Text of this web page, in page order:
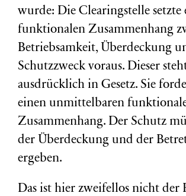
wurde: Die Clearingstelle setzte
funktionalen Zusammenhang
Betriebsamkeit, Überdeckung
Schutzzweck voraus. Dieser
ausdrücklich in Gesetz. Sie
einen unmittelbaren
Zusammenhang. Der Schutz
der Überdeckung und der
ergeben.
Das ist hier zweifellos nicht der